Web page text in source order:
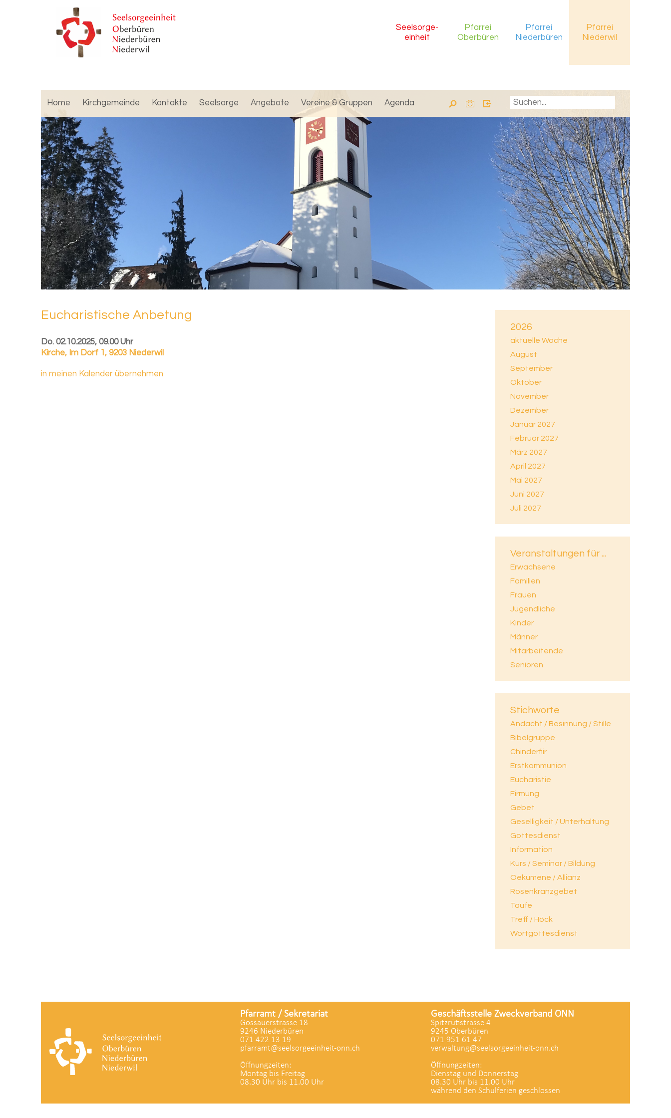
Seelsorge-
einheit
Pfarrei
Oberbüren
Pfarrei
Niederbüren
Pfarrei
Niederwil
Home Kirchgemeinde Kontakte Seelsorge Angebote Vereine & Gruppen Agenda
2026
aktuelle Woche
August
September
Oktober
November
Dezember
Januar 2027
Februar 2027
März 2027
April 2027
Mai 2027
Juni 2027
Juli 2027
Veranstaltungen für ...
Erwachsene
Familien
Frauen
Jugendliche
Kinder
Männer
Mitarbeitende
Senioren
Stichworte
Andacht / Besinnung / Stille
Bibelgruppe
Chinderfiir
Erstkommunion
Eucharistie
Firmung
Gebet
Geselligkeit / Unterhaltung
Gottesdienst
Information
Kurs / Seminar / Bildung
Oekumene / Allianz
Rosenkranzgebet
Taufe
Treff / Höck
Wortgottesdienst
Eu­cha­ris­ti­sche An­be­tung
Do. 02.10.2025, 09.00 Uhr
Kirche, Im Dorf 1, 9203 Niederwil
in meinen Kalender übernehmen
Pfarramt / Sekretariat
Gossauerstrasse 18
9246 Niederbüren
071 422 13 19
pfarramt@seelsorgeeinheit-onn.ch
Öffnungzeiten:
Montag bis Freitag
08.30 Uhr bis 11.00 Uhr
Geschäftsstelle Zweckverband ONN
Spitzrütistrasse 4
9245 Oberbüren
071 951 61 47
verwaltung@seelsorgeeinheit-onn.ch
Öffnungzeiten:
Dienstag und Donnerstag
08.30 Uhr bis 11.00 Uhr
während den Schulferien geschlossen